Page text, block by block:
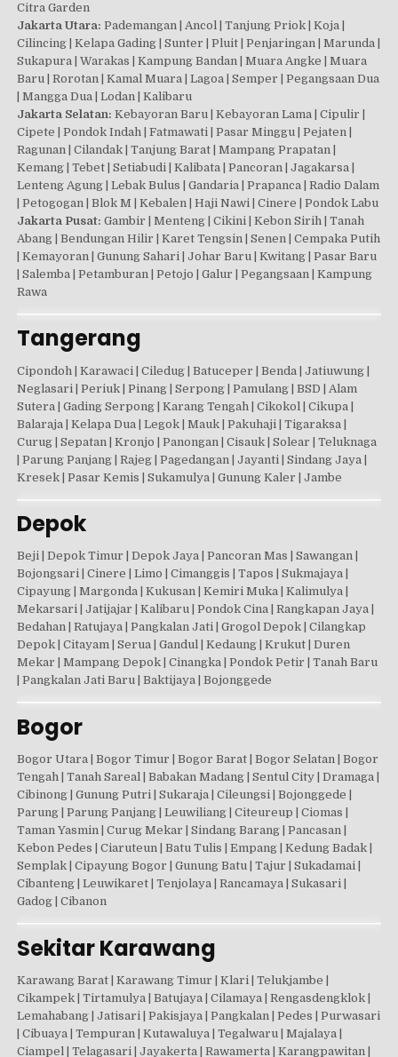
Citra Garden
Jakarta Utara: Pademangan | Ancol | Tanjung Priok | Koja |
Cilincing | Kelapa Gading | Sunter | Pluit | Penjaringan | Marunda |
Sukapura | Warakas | Kampung Bandan | Muara Angke | Muara
Baru | Rorotan | Kamal Muara | Lagoa | Semper | Pegangsaan Dua
| Mangga Dua | Lodan | Kalibaru
Jakarta Selatan: Kebayoran Baru | Kebayoran Lama | Cipulir |
Cipete | Pondok Indah | Fatmawati | Pasar Minggu | Pejaten |
Ragunan | Cilandak | Tanjung Barat | Mampang Prapatan |
Kemang | Tebet | Setiabudi | Kalibata | Pancoran | Jagakarsa |
Lenteng Agung | Lebak Bulus | Gandaria | Prapanca | Radio Dalam
| Petogogan | Blok M | Kebalen | Haji Nawi | Cinere | Pondok Labu
Jakarta Pusat: Gambir | Menteng | Cikini | Kebon Sirih | Tanah
Abang | Bendungan Hilir | Karet Tengsin | Senen | Cempaka Putih
| Kemayoran | Gunung Sahari | Johar Baru | Kwitang | Pasar Baru
| Salemba | Petamburan | Petojo | Galur | Pegangsaan | Kampung
Rawa
Tangerang
Cipondoh | Karawaci | Ciledug | Batuceper | Benda | Jatiuwung |
Neglasari | Periuk | Pinang | Serpong | Pamulang | BSD | Alam
Sutera | Gading Serpong | Karang Tengah | Cikokol | Cikupa |
Balaraja | Kelapa Dua | Legok | Mauk | Pakuhaji | Tigaraksa |
Curug | Sepatan | Kronjo | Panongan | Cisauk | Solear | Teluknaga
| Parung Panjang | Rajeg | Pagedangan | Jayanti | Sindang Jaya |
Kresek | Pasar Kemis | Sukamulya | Gunung Kaler | Jambe
Depok
Beji | Depok Timur | Depok Jaya | Pancoran Mas | Sawangan |
Bojongsari | Cinere | Limo | Cimanggis | Tapos | Sukmajaya |
Cipayung | Margonda | Kukusan | Kemiri Muka | Kalimulya |
Mekarsari | Jatijajar | Kalibaru | Pondok Cina | Rangkapan Jaya |
Bedahan | Ratujaya | Pangkalan Jati | Grogol Depok | Cilangkap
Depok | Citayam | Serua | Gandul | Kedaung | Krukut | Duren
Mekar | Mampang Depok | Cinangka | Pondok Petir | Tanah Baru
| Pangkalan Jati Baru | Baktijaya | Bojonggede
Bogor
Bogor Utara | Bogor Timur | Bogor Barat | Bogor Selatan | Bogor
Tengah | Tanah Sareal | Babakan Madang | Sentul City | Dramaga |
Cibinong | Gunung Putri | Sukaraja | Cileungsi | Bojonggede |
Parung | Parung Panjang | Leuwiliang | Citeureup | Ciomas |
Taman Yasmin | Curug Mekar | Sindang Barang | Pancasan |
Kebon Pedes | Ciaruteun | Batu Tulis | Empang | Kedung Badak |
Semplak | Cipayung Bogor | Gunung Batu | Tajur | Sukadamai |
Cibanteng | Leuwikaret | Tenjolaya | Rancamaya | Sukasari |
Gadog | Cibanon
Sekitar Karawang
Karawang Barat | Karawang Timur | Klari | Telukjambe |
Cikampek | Tirtamulya | Batujaya | Cilamaya | Rengasdengklok |
Lemahabang | Jatisari | Pakisjaya | Pangkalan | Pedes | Purwasari
| Cibuaya | Tempuran | Kutawaluya | Tegalwaru | Majalaya |
Ciampel | Telagasari | Jayakerta | Rawamerta | Karangpawitan |